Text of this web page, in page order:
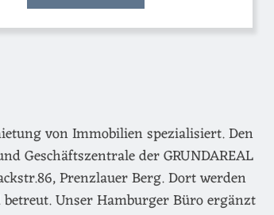
von Immobilien spezialisiert. Den
Geschäftszentrale der GRUNDAREAL
Prenzlauer Berg. Dort werden
Unser Hamburger Büro ergänzt